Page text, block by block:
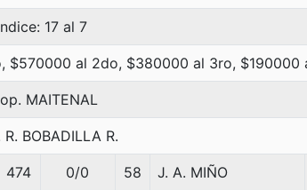
17 al 7
$570000 al 2do, $380000 al 3ro, $190000
MAITENAL
R. BOBADILLA R.
474 0/0 58 J. A. MIÑO